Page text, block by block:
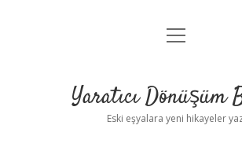
Anasayfa
Yasal Uyarı
menüyü
Yaratıcı Dönüşüm
Eski eşyalara yeni hikayeler